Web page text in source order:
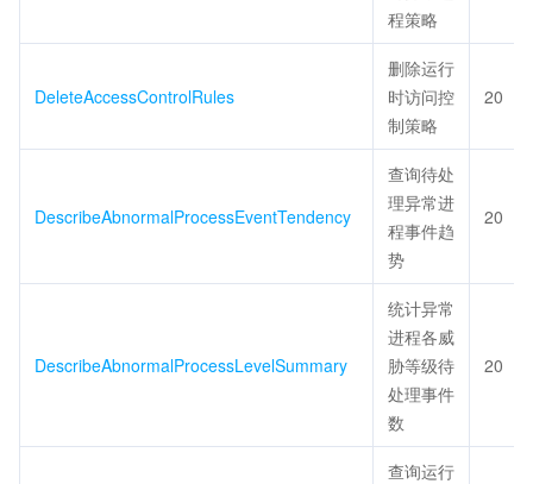
程策略
DeleteAccessControlRules
删除运行
时访问控
制策略
20
DescribeAbnormalProcessEventTendency
查询待处
理异常进
程事件趋
势
20
DescribeAbnormalProcessLevelSummary
统计异常
进程各威
胁等级待
处理事件
数
20
查询运行